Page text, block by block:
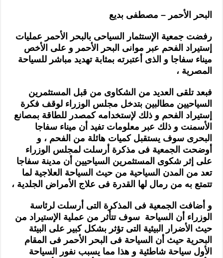
البحر الأحمر – مصطفى بديع
رفضت جمعية الإستثمار السياحى بالبحر الأحمر عمليات
إستيراد الفحم عبر موانى البحر الأحمر و على الأخص
ميناء سفاجا و الذى أعتبرته بمثابة تهديد مباشر للسياحة
المصرية ،
فبعد تلقى العديد من الشكاوى من قبل المستثمرين
السياحيين مطالبين بتدخل مجلس الوزراء لوقف فكرة
إستيراد الفحم و ذلك لإستخدامه كمصدر للطاقة بمصانع
الأسمنت و ذلك عبر معلومات تفيد أن ميناء سفاجا
البحرى سوف يستقبل كميات هائلة من الفحم ، و
أوضحت الجمعية فى مذكرة أرسلت لمجلس الوزراء
على إثر شكوى المستثمرين السياحيين أن مدينة سفاجا
تعد من المدن السياحية من حيث السياحة العلاجية لما
تتمتع به من رمال لها القدرة فى علاج الأمراض الجلدية ،
و أضافت الجمعية فى المذكرة التى أرسلت لرئاسة
الوزراء أن السياحة سوف تتأثر من عملية الإستيراد من
حيث الأضرار البيئية التى تؤثر بشكل كبير على البيئة
البحرية حيث أن السياحة فى البحر الأحمر فى المقام
الأول سياحة شاطئية و هذا مما يسبب نفور السياحة